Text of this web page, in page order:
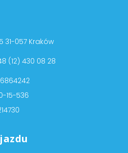
31-057 Kraków
(12) 430 08 28
15-536